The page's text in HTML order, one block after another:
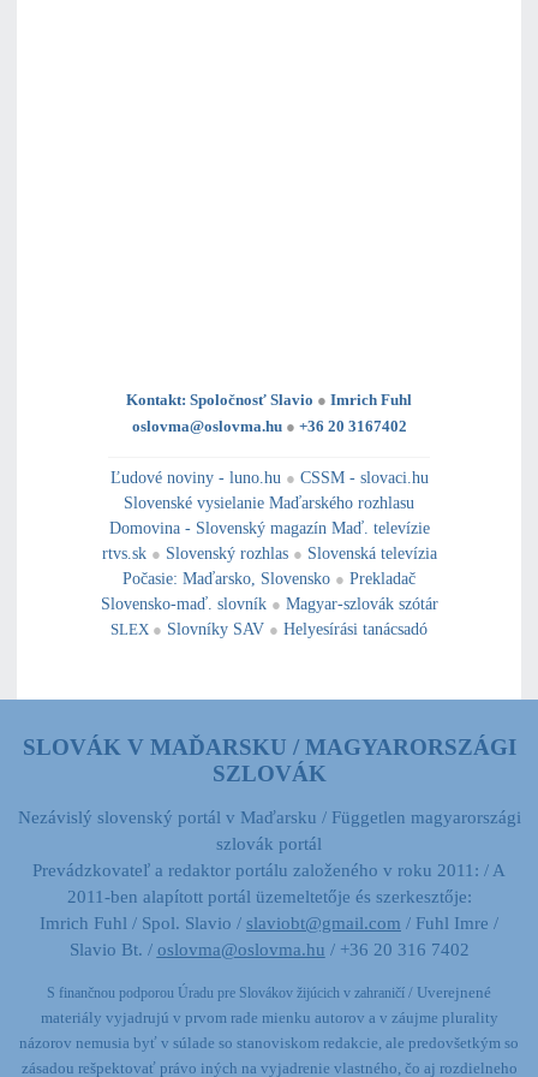
Kontakt: Spoločnosť Slavio ● Imrich Fuhl
oslovma@oslovma.hu ● +36 20 3167402
Ľudové noviny - luno.hu ● CSSM - slovaci.hu
Slovenské vysielanie Maďarského rozhlasu
Domovina - Slovenský magazín Maď. televízie
rtvs.sk ● Slovenský rozhlas ● Slovenská televízia
Počasie: Maďarsko Slovensko ● Prekladač
Slovensko-maď. slovník ● Magyar-szlovák szótár
SLEX ● Slovníky SAV ● Helyesírási tanácsadó
SLOVÁK V MAĎARSKU / MAGYARORSZÁGI
SZLOVÁK
Nezávislý slovenský portál v Maďarsku / Független magyarországi
szlovák portál
Prevádzkovateľ a redaktor portálu založeného v roku 2011: / A
2011-ben alapított portál üzemeltetője és szerkesztője:
Imrich Fuhl / Spol. Slavio / slaviobt@gmail.com / Fuhl Imre /
Slavio Bt. / oslovma@oslovma.hu / +36 20 316 7402
S finančnou podporou Úradu pre Slovákov žijúcich v zahraničí / Uverejnené
materiály vyjadrujú v prvom rade mienku autorov a v záujme plurality
názorov nemusia byť v súlade so stanoviskom redakcie, ale predovšetkým so
zásadou rešpektovať právo iných na vyjadrenie vlastného, čo aj rozdielneho